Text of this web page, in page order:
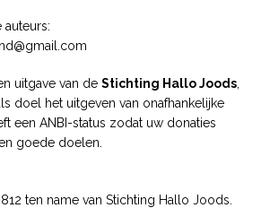
auteurs:
uitgave van de Stichting Hallo Joods
doel het uitgeven van onafhankelijke
een ANBI-status zodat uw donaties
goede doelen.
ten name van Stichting Hallo Joods.